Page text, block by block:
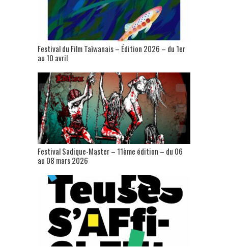
Festival du Film Taïwanais – Édition 2026 – du 1er
au 10 avril
Festival Sadique-Master – 11ème édition – du 06
au 08 mars 2026